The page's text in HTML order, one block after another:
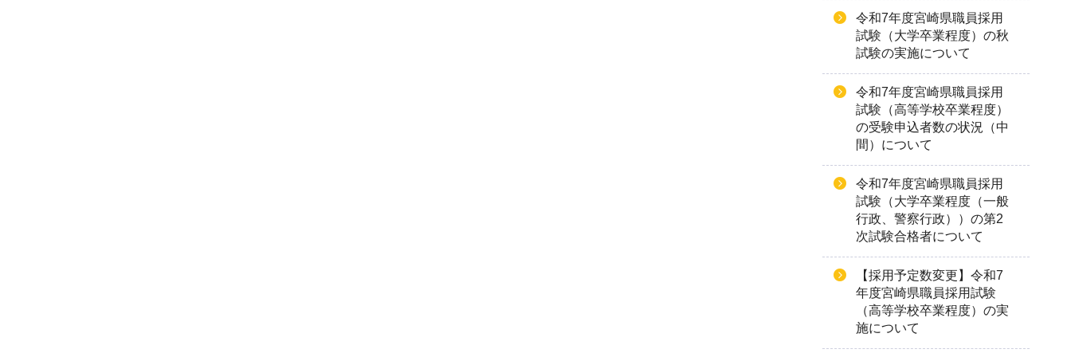
令和7年度宮崎県職員採用
試験（大学卒業程度）の秋
試験の実施について
令和7年度宮崎県職員採用
試験（高等学校卒業程度）
の受験申込者数の状況（中
間）について
令和7年度宮崎県職員採用
試験（大学卒業程度（一般
行政、警察行政））の第2
次試験合格者について
【採用予定数変更】令和7
年度宮崎県職員採用試験
（高等学校卒業程度）の実
施について